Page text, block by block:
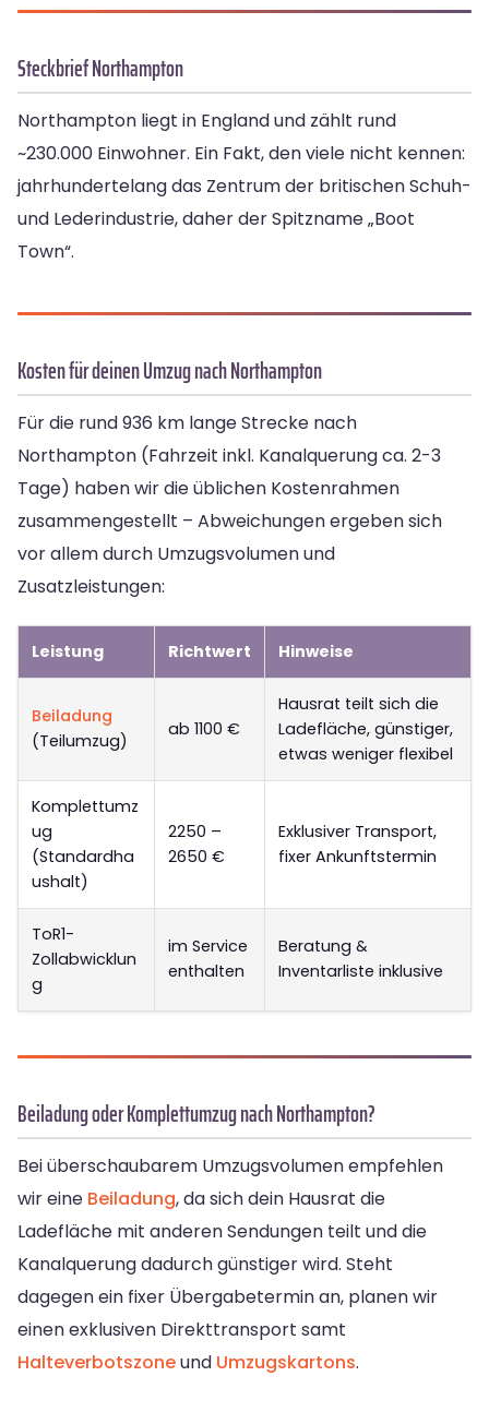
Steckbrief Northampton
Northampton liegt in England und zählt rund
~230.000 Einwohner. Ein Fakt, den viele nicht kennen:
jahrhundertelang das Zentrum der britischen Schuh-
und Lederindustrie, daher der Spitzname „Boot
Town“.
Kosten für deinen Umzug nach Northampton
Für die rund 936 km lange Strecke nach
Northampton (Fahrzeit inkl. Kanalquerung ca. 2-3
Tage) haben wir die üblichen Kostenrahmen
zusammengestellt – Abweichungen ergeben sich
vor allem durch Umzugsvolumen und
Zusatzleistungen:
Leistung Richtwert Hinweise
Beiladung
(Teilumzug)
ab 1100 €
Hausrat teilt sich die
Ladefläche, günstiger,
etwas weniger flexibel
Komplettumz
ug
(Standardha
ushalt)
2250 –
2650 €
Exklusiver Transport,
fixer Ankunftstermin
ToR1-
Zollabwicklun
g
im Service
enthalten
Beratung &
Inventarliste inklusive
Beiladung oder Komplettumzug nach Northampton?
Bei überschaubarem Umzugsvolumen empfehlen
wir eine Beiladung, da sich dein Hausrat die
Ladefläche mit anderen Sendungen teilt und die
Kanalquerung dadurch günstiger wird. Steht
dagegen ein fixer Übergabetermin an, planen wir
einen exklusiven Direkttransport samt
Halteverbotszoneund Umzugskartons.